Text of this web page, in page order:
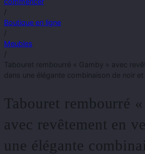
/
Boutique en ligne
/
Meubles
/
Tabouret rembourré « Gamby » avec
dans une élégante combinaison de noir
Tabouret rembourré
avec revêtement en
une élégante